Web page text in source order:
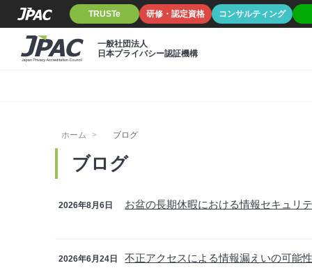
TRUSTe 研修・認定資格 コンサルティング
一般社団法人
日本プライバシー認証機構
ホーム ブログ
ブログ
2026年8月6日 お盆の長期休暇における情報セキュリ
2026年6月24日 不正アクセスによる情報漏えいの可能